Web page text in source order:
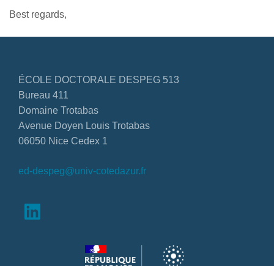
Best regards,
ÉCOLE DOCTORALE DESPEG 513
Bureau 411
Domaine Trotabas
Avenue Doyen Louis Trotabas
06050 Nice Cedex 1
ed-despeg@univ-cotedazur.fr